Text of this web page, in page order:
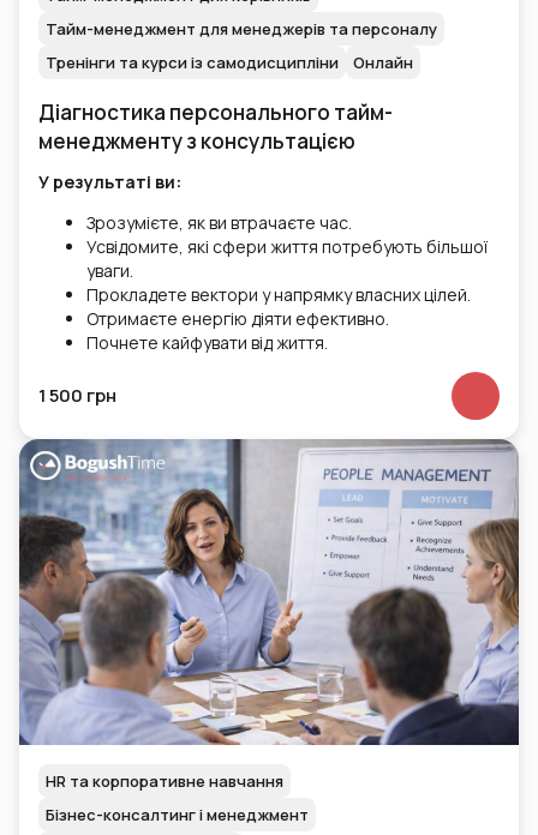
Тайм-менеджмент для менеджерів та персоналу
Тренінги та курси із самодисципліни
Онлайн
Діагностика персонального тайм-
менеджменту з консультацією
У результаті ви:
Зрозумієте, як ви втрачаєте час.
Усвідомите, які сфери життя потребують більшої
уваги.
Прокладете вектори у напрямку власних цілей.
Отримаєте енергію діяти ефективно.
Почнете кайфувати від життя.
1 500 грн
HR та корпоративне навчання
Бізнес-консалтинг і менеджмент